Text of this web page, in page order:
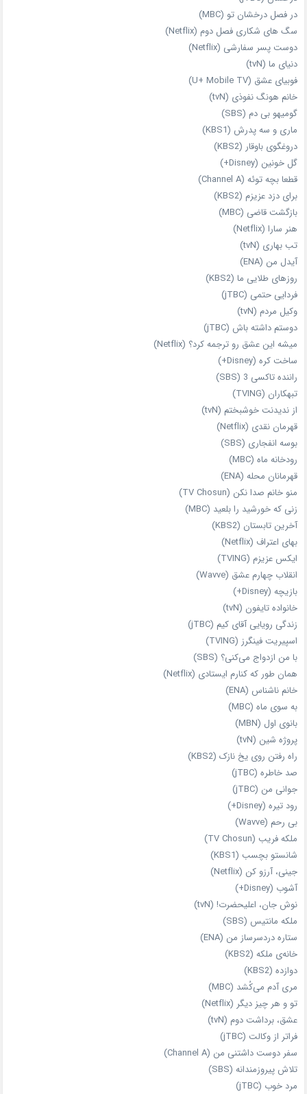
در فصل درخشان تو (MBC)
سگ های شکاری فصل دوم (Netflix)
دوست‌ پسر سفارشی (Netflix)
دنیای ما (tvN)
فوبیای عشق (U+ Mobile TV)
خانم هونگ نفوذی (tvN)
گومیهو بی دم (SBS)
ماری و سه پدرش (KBS1)
دروغگوی باوقار (KBS2)
گل خونین (Disney+)
قطعا بچه توئه (Channel A)
برای دزد عزیزم (KBS2)
بازگشت قاضی (MBC)
هنر سارا (Netflix)
تب بهاری (tvN)
آیدل من (ENA)
روزهای طلایی ما (KBS2)
فردایی حتمی (jTBC)
وکیل مردم (tvN)
دوستم داشته باش (jTBC)
میشه این عشق رو ترجمه کرد؟ (Netflix)
ساخت کره (Disney+)
راننده تاکسی 3 (SBS)
تبهکاران (TVING)
از ندیدنت خوشبختم (tvN)
قهرمان نقدی (Netflix)
بوسه انفجاری (SBS)
رودخانه ماه (MBC)
قهرمانان محله (ENA)
منو خانم صدا نکن (TV Chosun)
زنی که خورشید را بلعید (MBC)
آخرین تابستان (KBS2)
بهای اعتراف (Netflix)
ایکس عزیزم (TVING)
انقلاب چهارم عشق (Wavve)
بازیچه (Disney+)
خانواده تایفون (tvN)
زندگی رویایی آقای کیم (jTBC)
اسپیریت فینگرز (TVING)
با من ازدواج می‌کنی؟ (SBS)
همان‌ طور که کنارم ایستادی (Netflix)
خانم ناشناس (ENA)
به سوی ماه (MBC)
بانوی اول (MBN)
پروژه شین (tvN)
راه رفتن روی یخ نازک (KBS2)
صد خاطره (jTBC)
جوانی من (jTBC)
رود تیره (Disney+)
بی‌ رحم (Wavve)
ملکه فریب (TV Chosun)
شانستو بچسب (KBS1)
جینی، آرزو کن (Netflix)
آشوب (Disney+)
نوش جان، اعلیحضرت! (tvN)
ملکه‌ مانتیس (SBS)
ستاره دردسرساز من (ENA)
خانه‌ی ملکه (KBS2)
دوازده (KBS2)
مری آدم می‌کُشد (MBC)
تو و هر چیز دیگر (Netflix)
عشق، برداشت دوم (tvN)
فراتر از وکالت (jTBC)
سفر دوست‌ داشتنی من (Channel A)
تلاش پیروزمندانه (SBS)
مرد خوب (jTBC)